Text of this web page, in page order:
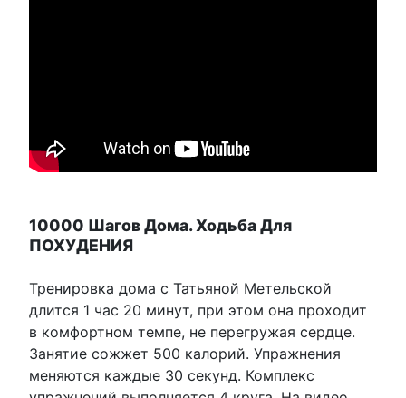
10000 Шагов Дома. Ходьба Для
ПОХУДЕНИЯ
Тренировка дома с Татьяной Метельской
длится 1 час 20 минут, при этом она проходит
в комфортном темпе, не перегружая сердце.
Занятие сожжет 500 калорий. Упражнения
меняются каждые 30 секунд. Комплекс